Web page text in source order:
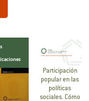
Participación
popular en las
políticas
sociales. Cómo